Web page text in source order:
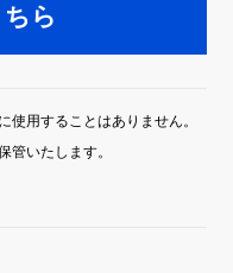
ら
用することはありません。
いたします。